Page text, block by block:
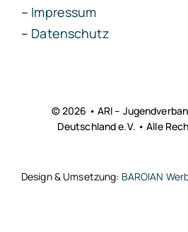
– Impressum
– Datenschutz
© 2026 • ARI –
Deutschland e.V. • Alle
Design & Umsetzung: BAROIAN